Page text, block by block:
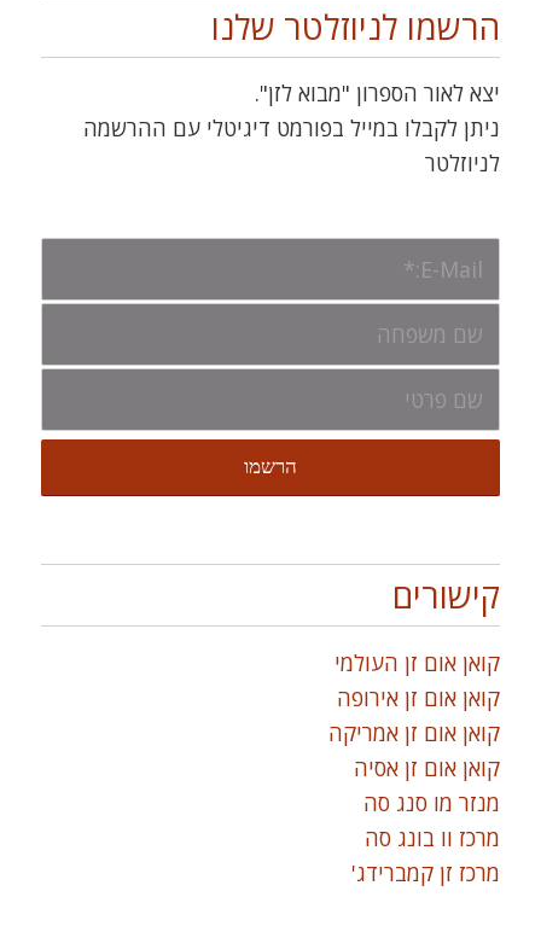
הרשמו לניוזלטר שלנו
יצא לאור הספרון "מבוא לזן".
ניתן לקבלו במייל בפורמט דיגיטלי עם ההרשמה
לניוזלטר
קישורים
קואן אום זן העולמי
קואן אום זן אירופה
קואן אום זן אמריקה
קואן אום זן אסיה
מנזר מו סנג סה
מרכז וו בונג סה
מרכז זן קמברידג'